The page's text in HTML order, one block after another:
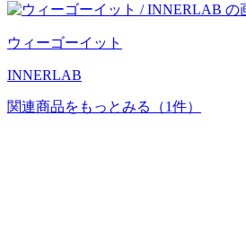
ウィーゴーイット
INNERLAB
関連商品をもっとみる （1件）